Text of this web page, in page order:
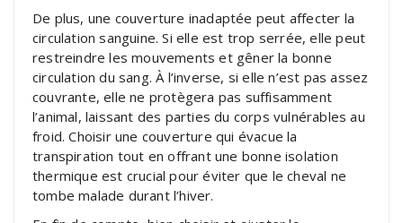
De plus, une couverture inadaptée peut affecter la
circulation sanguine. Si elle est trop serrée, elle peut
restreindre les mouvements et gêner la bonne
circulation du sang. À l’inverse, si elle n’est pas assez
couvrante, elle ne protègera pas suffisamment
l’animal, laissant des parties du corps vulnérables au
froid. Choisir une couverture qui évacue la
transpiration tout en offrant une bonne isolation
thermique est crucial pour éviter que le cheval ne
tombe malade durant l’hiver.